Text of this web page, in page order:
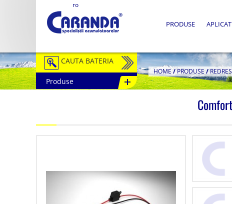
ro
PRODUSE
CAUTA BATERIA
Auto / Moto
Semitractiune
Accesorii Baterii
Produse
HOME/PRODUSE /